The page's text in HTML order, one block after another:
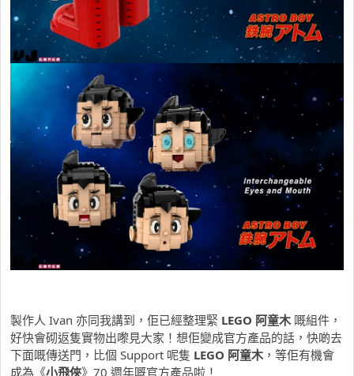
製作人 Ivan 亦同我講到，佢已經整理緊 LEGO 阿童木 嘅組件，
好快會砌返隻實物出嚟見大家！想佢變成官方產品的話，快啲去
下面嘅傳送門，比個 Support 呢隻 LEGO 阿童木，等佢有機會
成為《小飛俠》70 週年嘅官方產品啦！